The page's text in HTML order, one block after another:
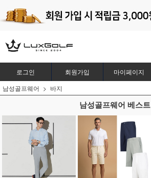
로그인 회원가입 마이페이지
남성골프웨어
바지
남성골프웨어 베스트